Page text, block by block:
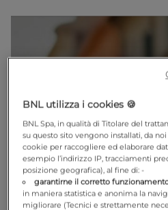
BNL utilizza i cookies 🍪
BNL Spa, in qualità di Titolare del
su questo sito vengono installati, da
cookie per raccogliere ed elaborare
esempio l’indirizzo IP, tracciamenti
posizione geografica), al fine di: -
garantirne il corretto
in maniera statistica e anonima la
migliorare (Tecnici e strettamente